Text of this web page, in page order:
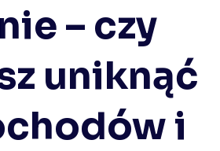
– czy
uniknąć
i